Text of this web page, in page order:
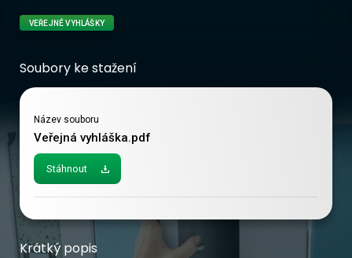
VEŘEJNÉ VYHLÁŠKY
Soubory ke stažení
Název souboru
Veřejná vyhláška.pdf
Stáhnout
Krátký popis